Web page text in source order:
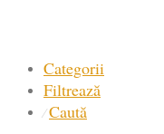
Categorii
Filtrează
⁄ Caută